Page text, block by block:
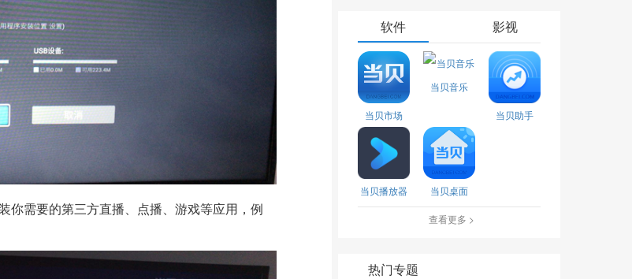
你需要的第三方直播、点播、游戏等应用， 例
软件 影视
当贝市场
当贝音乐
当贝助手
当贝播放器 当贝桌面
查看更多 >
热门专题